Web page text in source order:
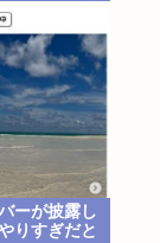
ーが披露し
りすぎだと